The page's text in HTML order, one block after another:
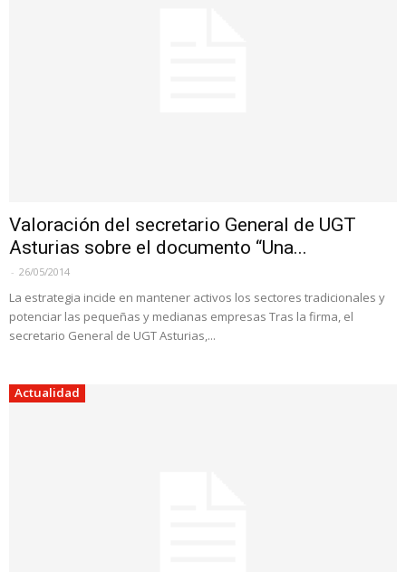
Valoración del secretario General de UGT
Asturias sobre el documento “Una...
- 26/05/2014
La estrategia incide en mantener activos los sectores tradicionales y
potenciar las pequeñas y medianas empresas Tras la firma, el
secretario General de UGT Asturias,...
Actualidad